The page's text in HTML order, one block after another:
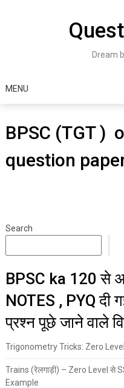
Dream
MENU
BPSC (TGT )
question
Search
BPSC ka 120 से
NOTES , PYQ दी
प्रश्न पूछे जाने वाले
Trigonometry Tricks: Zero
Trains (रेलगाड़ी) – Zero Level से
Example